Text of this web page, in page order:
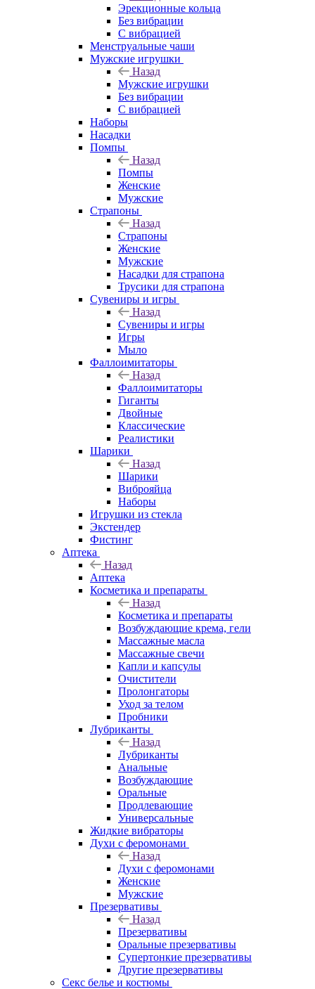
Эрекционные кольца
Без вибрации
С вибрацией
Менструальные чаши
Мужские игрушки
Назад
Мужские игрушки
Без вибрации
С вибрацией
Наборы
Насадки
Помпы
Назад
Помпы
Женские
Мужские
Страпоны
Назад
Страпоны
Женские
Мужские
Насадки для страпона
Трусики для страпона
Сувениры и игры
Назад
Сувениры и игры
Игры
Мыло
Фаллоимитаторы
Назад
Фаллоимитаторы
Гиганты
Двойные
Классические
Реалистики
Шарики
Назад
Шарики
Виброяйца
Наборы
Игрушки из стекла
Экстендер
Фистинг
Аптека
Назад
Аптека
Косметика и препараты
Назад
Косметика и препараты
Возбуждающие крема, гели
Массажные масла
Массажные свечи
Капли и капсулы
Очистители
Пролонгаторы
Уход за телом
Пробники
Лубриканты
Назад
Лубриканты
Анальные
Возбуждающие
Оральные
Продлевающие
Универсальные
Жидкие вибраторы
Духи с феромонами
Назад
Духи с феромонами
Женские
Мужские
Презервативы
Назад
Презервативы
Оральные презервативы
Супертонкие презервативы
Другие презервативы
Секс белье и костюмы